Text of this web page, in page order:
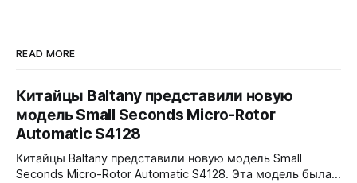
READ MORE
Китайцы Baltany представили новую
модель Small Seconds Micro-Rotor
Automatic S4128
Китайцы Baltany представили новую модель Small
Seconds Micro-Rotor Automatic S4128. Эта модель была